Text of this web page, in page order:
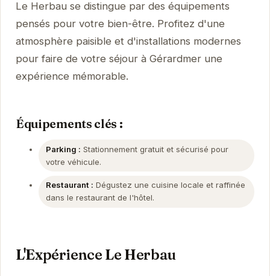
Le Herbau se distingue par des équipements
pensés pour votre bien-être. Profitez d'une
atmosphère paisible et d'installations modernes
pour faire de votre séjour à Gérardmer une
expérience mémorable.
Équipements clés :
Parking : Stationnement gratuit et sécurisé pour
votre véhicule.
Restaurant : Dégustez une cuisine locale et raffinée
dans le restaurant de l'hôtel.
L'Expérience Le Herbau